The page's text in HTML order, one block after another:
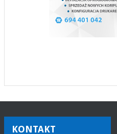
KONTAKT